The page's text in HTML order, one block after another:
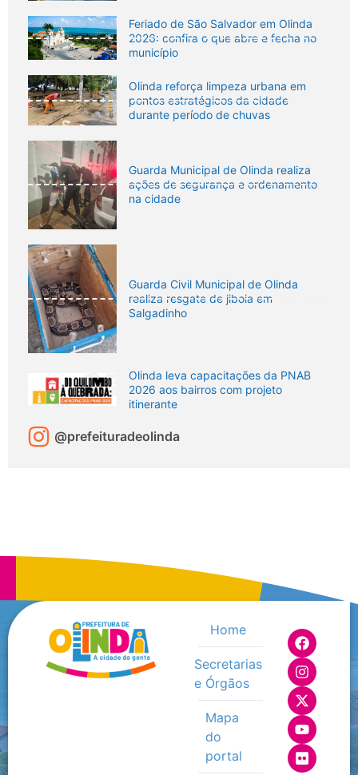
Feriado de São Salvador em Olinda
2026: confira o que abre e fecha no
município
Olinda reforça limpeza urbana em
pontos estratégicos da cidade
durante período de chuvas
Guarda Municipal de Olinda realiza
ações de segurança e ordenamento
na cidade
Guarda Civil Municipal de Olinda
realiza resgate de jiboia em
Salgadinho
Olinda leva capacitações da PNAB
2026 aos bairros com projeto
itinerante
@prefeituradeolinda
Home
Secretarias
e Órgãos
Mapa
do
portal